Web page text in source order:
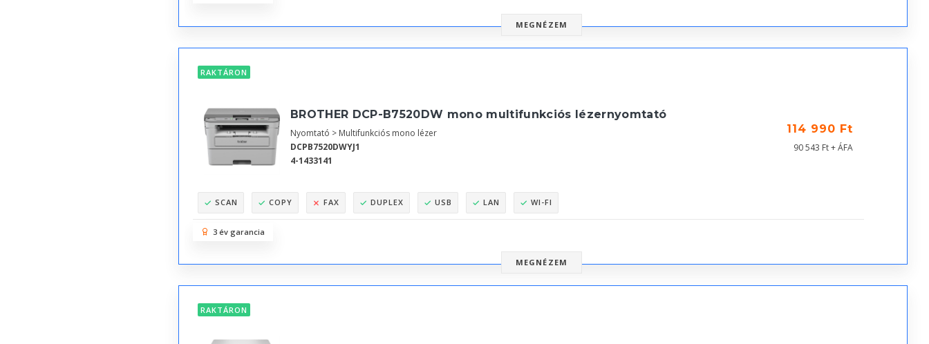
MEGNÉZEM
RAKTÁRON
BROTHER DCP-B7520DW mono multifunkciós lézernyomtató
Nyomtató > Multifunkciós mono lézer
DCPB7520DWYJ1
4-1433141
114 990 Ft
90 543 Ft + ÁFA
SCAN COPY FAX DUPLEX USB LAN WI-FI
3 év garancia
MEGNÉZEM
RAKTÁRON